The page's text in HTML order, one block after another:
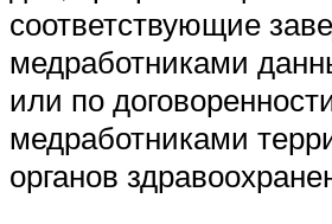
соответствующие
медработниками
или по
медработниками
органов